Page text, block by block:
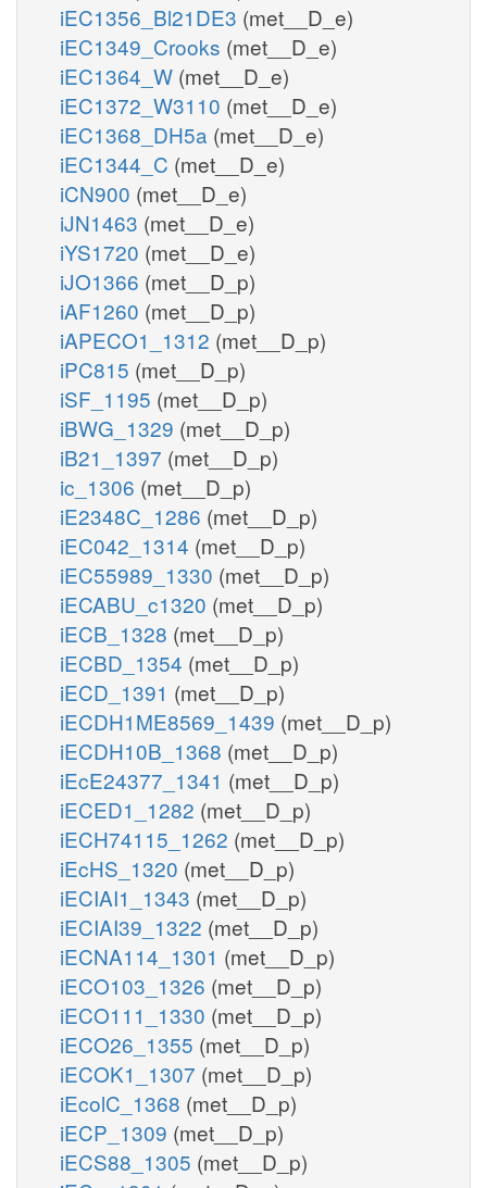
iEC1356_Bl21DE3 (met__D_e)
iEC1349_Crooks (met__D_e)
iEC1364_W (met__D_e)
iEC1372_W3110 (met__D_e)
iEC1368_DH5a (met__D_e)
iEC1344_C (met__D_e)
iCN900 (met__D_e)
iJN1463 (met__D_e)
iYS1720 (met__D_e)
iJO1366 (met__D_p)
iAF1260 (met__D_p)
iAPECO1_1312 (met__D_p)
iPC815 (met__D_p)
iSF_1195 (met__D_p)
iBWG_1329 (met__D_p)
iB21_1397 (met__D_p)
ic_1306 (met__D_p)
iE2348C_1286 (met__D_p)
iEC042_1314 (met__D_p)
iEC55989_1330 (met__D_p)
iECABU_c1320 (met__D_p)
iECB_1328 (met__D_p)
iECBD_1354 (met__D_p)
iECD_1391 (met__D_p)
iECDH1ME8569_1439 (met__D_p)
iECDH10B_1368 (met__D_p)
iEcE24377_1341 (met__D_p)
iECED1_1282 (met__D_p)
iECH74115_1262 (met__D_p)
iEcHS_1320 (met__D_p)
iECIAI1_1343 (met__D_p)
iECIAI39_1322 (met__D_p)
iECNA114_1301 (met__D_p)
iECO103_1326 (met__D_p)
iECO111_1330 (met__D_p)
iECO26_1355 (met__D_p)
iECOK1_1307 (met__D_p)
iEcolC_1368 (met__D_p)
iECP_1309 (met__D_p)
iECS88_1305 (met__D_p)